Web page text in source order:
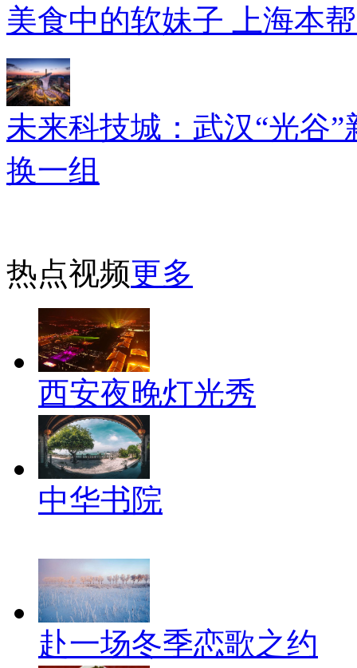
美食中的软妹子 上海本
未来科技城：武汉“光谷”
换一组
热点视频更多
西安夜晚灯光秀
中华书院
赴一场冬季恋歌之约